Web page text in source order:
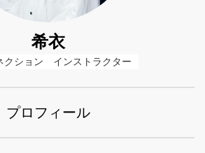
希衣
クション　インストラクター
プロフィール